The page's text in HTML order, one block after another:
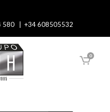
580 | +34 608505532
0